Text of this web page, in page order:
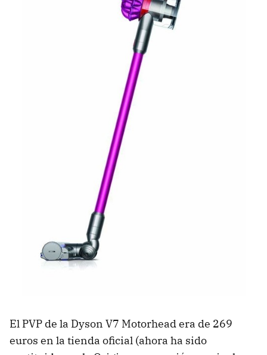
El PVP de la Dyson V7 Motorhead era de 269
euros en la tienda oficial (ahora ha sido